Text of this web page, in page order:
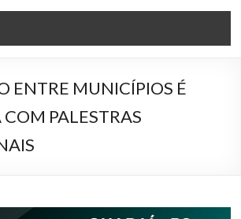
ENTRE MUNICÍPIOS É
PALESTRAS